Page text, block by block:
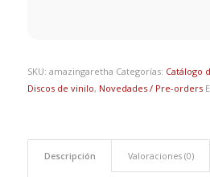
SKU: amazingaretha Categorías: Catálogo
Discos de vinilo, Novedades / Pre-orders
Descripción Valoraciones (0)